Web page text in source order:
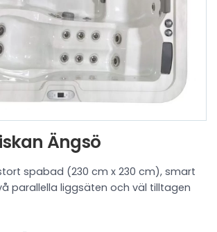
Ängsö
spabad (230 cm x 230 cm), smart
parallella liggsäten och väl tilltagen